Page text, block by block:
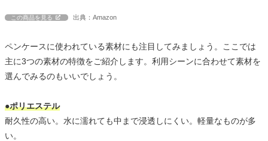
この商品を見る 出典：Amazon
ペンケースに使われている素材にも注目してみましょう。ここでは
主に3つの素材の特徴をご紹介します。利用シーンに合わせて素材を
選んでみるのもいいでしょう。
●ポリエステル
耐久性の高い。水に濡れても中まで浸透しにくい。軽量なものが多
い。